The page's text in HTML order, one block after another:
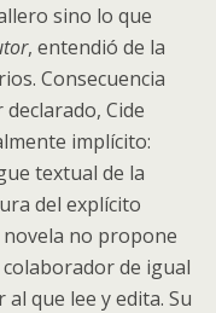
sino lo que
, entendió de la
Consecuencia
Cide
implícito:
textual de la
del explícito
novela no propone
de igual
que lee y edita. Su